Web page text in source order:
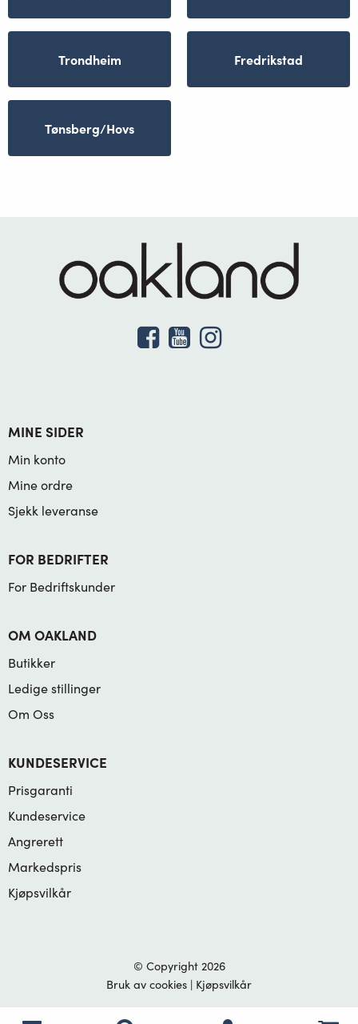
Trondheim Fredrikstad
Tønsberg/Hovs
MINE SIDER
Min konto
Mine ordre
Sjekk leveranse
FOR BEDRIFTER
For Bedriftskunder
OM OAKLAND
Butikker
Ledige stillinger
Om Oss
KUNDESERVICE
Prisgaranti
Kundeservice
Angrerett
Markedspris
Kjøpsvilkår
© Copyright 2026
Bruk av cookies | Kjøpsvilkår